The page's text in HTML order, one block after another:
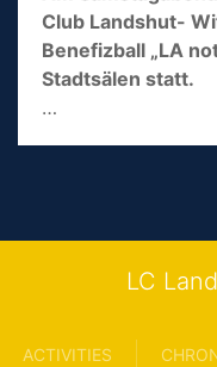
Club Landshut-
Benefizball „LA
Stadtsälen statt.
…
LC
ACTIVITIES